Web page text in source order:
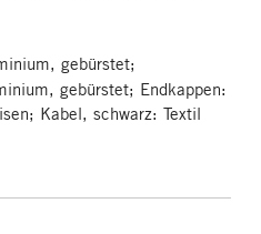
gebürstet;
gebürstet; Endkappen:
Kabel, schwarz: Textil